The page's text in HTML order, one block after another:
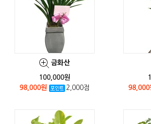
금화산
100,000원
98,000원
2,000점
98,000